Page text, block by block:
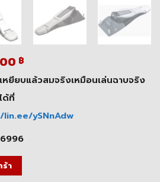
฿.
฿Current
price
is:
ยียบแล้วสมจริงเหมือนเล่นฉาบจริง
ด้ที่
ySNnAdw
FD-8 ควบคุมเสียงสมจริง ราคาคุ้มค่า ชิ้น
ร้า